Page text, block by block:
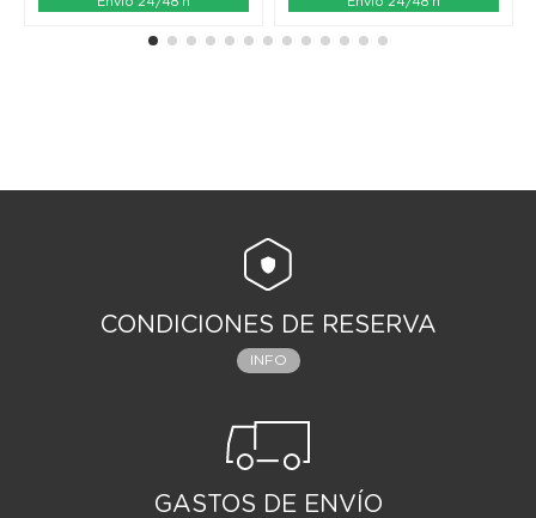
CONDICIONES DE RESERVA
INFO
GASTOS DE ENVÍO